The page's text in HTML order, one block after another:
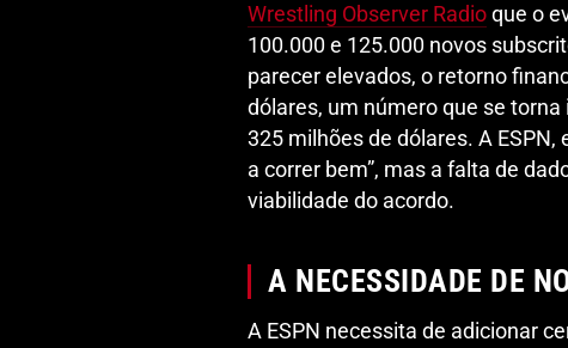
Wrestling Observer Radio que o
100.000 e 125.000 novos
parecer elevados, o retorno
dólares, um número que se
325 milhões de dólares. A
a correr bem”, mas a falta de
viabilidade do acordo.
A NECESSIDADE DE
A ESPN necessita de adicionar